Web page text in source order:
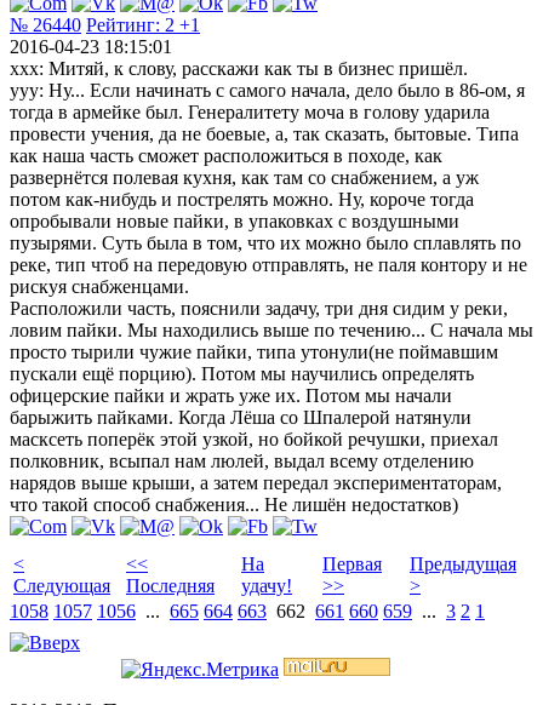
№ 26440 Рейтинг: 2 +1
2016-04-23 18:15:01
xxx: Митяй, к слову, расскажи как ты в бизнес пришёл.
yyy: Ну... Если начинать с самого начала, дело было в 86-ом, я
тогда в армейке был. Генералитету моча в голову ударила
провести учения, да не боевые, а, так сказать, бытовые. Типа
как наша часть сможет расположиться в походе, как
развернётся полевая кухня, как там со снабжением, а уж
потом как-нибудь и пострелять можно. Ну, короче тогда
опробывали новые пайки, в упаковках с воздушными
пузырями. Суть была в том, что их можно было сплавлять по
реке, тип чтоб на передовую отправлять, не паля контору и не
рискуя снабженцами.
Расположили часть, пояснили задачу, три дня сидим у реки,
ловим пайки. Мы находились выше по течению... С начала мы
просто тырили чужие пайки, типа утонули(не поймавшим
пускали ещё порцию). Потом мы научились определять
офицерские пайки и жрать уже их. Потом мы начали
барыжить пайками. Когда Лёша со Шпалерой натянули
масксеть поперёк этой узкой, но бойкой речушки, приехал
полковник, всыпал нам люлей, выдал всему отделению
нарядов выше крыши, а затем передал экспериментаторам,
что такой способ снабжения... Не лишён недостатков)
<
Следующая
<<
Последняя
На
удачу!
Первая
>>
Предыдущая
>
1058 1057 1056 ... 665 664 663 662 661 660 659 ... 3 2 1